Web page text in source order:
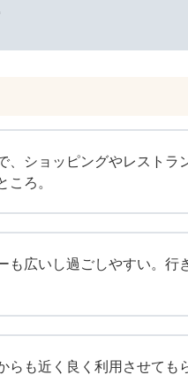
、ショッピングやレストラ
ころ。
も広いし過ごしやすい。行
らも近く良く利用させても